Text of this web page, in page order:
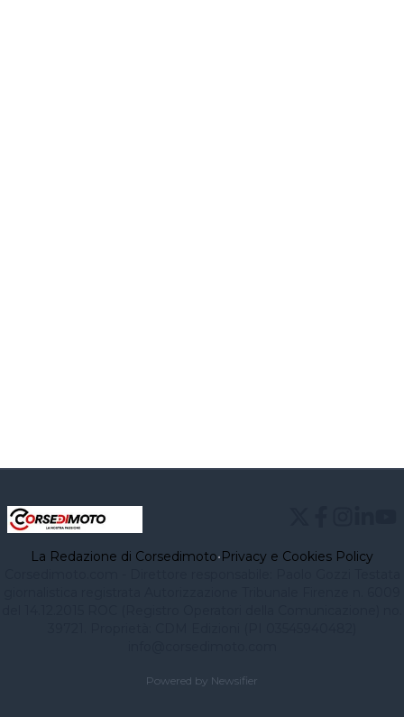
La Redazione di Corsedimoto•Privacy e Cookies Policy
Powered by Newsifier